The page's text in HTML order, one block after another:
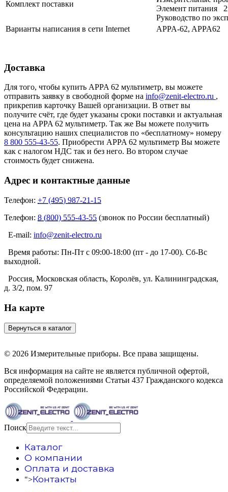
Комплект поставки
Элемент питания
Руководство по
Варианты написания в сети Internet
APPA-62, APPA62
Доставка
Для того, чтобы купить APPA 62 мультиметр, вы можете
отправить заявку в свободной форме на info@zenit-electro.ru ,
прикрепив карточку Вашей организации. В ответ вы
получите счёт, где будет указаны сроки поставки и актуальная
цена на APPA 62 мультиметр. Так же Вы можете получить
консультацию наших специалистов по «бесплатному» номеру
8 800 555-43-55. Приобрести APPA 62 мультиметр Вы можете
как с налогом НДС так и без него. Во втором случае
стоимость будет снижена.
Адрес и контактные данные
Телефон: +7 (495) 987-21-15
Телефон: 8 (800) 555-43-55 (звонок по России бесплатный)
E-mail: info@zenit-electro.ru
Время работы: Пн-Пт с 09:00-18:00 (пт - до 17-00). Сб-Вс
выходной.
Россия, Московская область, Королёв, ул. Калининградская,
д. 3/2, пом. 97
На карте
© 2026 Измерительные приборы. Все права защищены.
Вся информация на сайте не является публичной офертой,
определяемой положениями Статьи 437 Гражданского кодекса
Российской Федерации.
Поиск
Каталог
О компании
Оплата и доставка
">Контакты